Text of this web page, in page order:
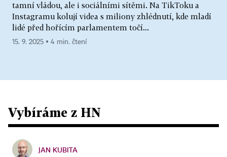
tamní vládou, ale i sociálními sítěmi. Na TikToku a
Instagramu kolují videa s miliony zhlédnutí, kde mladí
lidé před hořícím parlamentem točí...
15. 9. 2025 ▪ 4 min. čtení
Vybíráme z HN
JAN KUBITA